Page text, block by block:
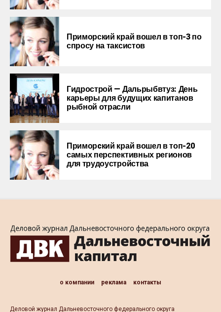
Приморский край вошел в топ-3 по
спросу на таксистов
Гидрострой — Дальрыбвтуз: День
карьеры для будущих капитанов
рыбной отрасли
Приморcкий край вошел в топ-20
самых перспективных регионов
для трудоустройства
о компании реклама контакты
Деловой журнал Дальневосточного федерального округа